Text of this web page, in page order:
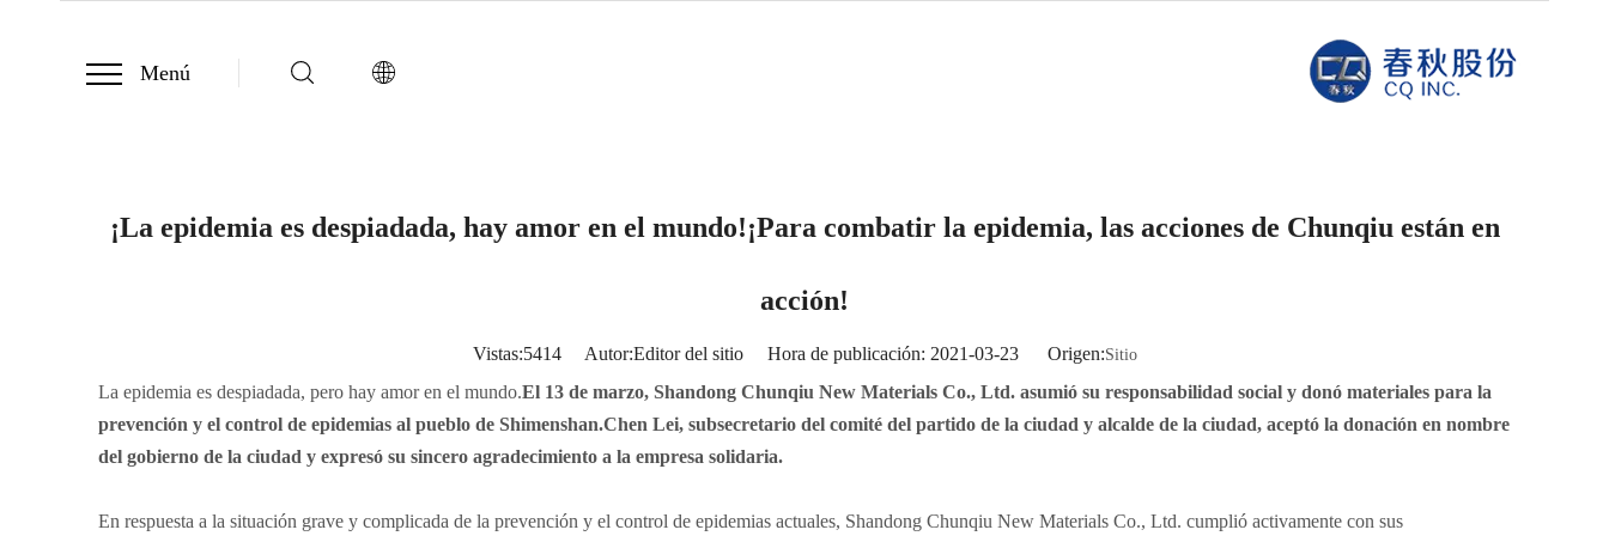
Menú
¡La epidemia es despiadada, hay amor en el mundo!¡Para combatir la epidemia, las acciones de Chunqiu están en
acción!
Vistas:5414Autor:Editor del sitio Hora de publicación: 2021-03-23 Origen:Sitio
La epidemia es despiadada, pero hay amor en el mundo.El 13 de marzo, Shandong Chunqiu New Materials Co., Ltd. asumió su responsabilidad social y donó materiales para la
prevención y el control de epidemias al pueblo de Shimenshan.Chen Lei, subsecretario del comité del partido de la ciudad y alcalde de la ciudad, aceptó la donación en nombre
del gobierno de la ciudad y expresó su sincero agradecimiento a la empresa solidaria.
En respuesta a la situación grave y complicada de la prevención y el control de epidemias actuales, Shandong Chunqiu New Materials Co., Ltd. cumplió activamente con sus